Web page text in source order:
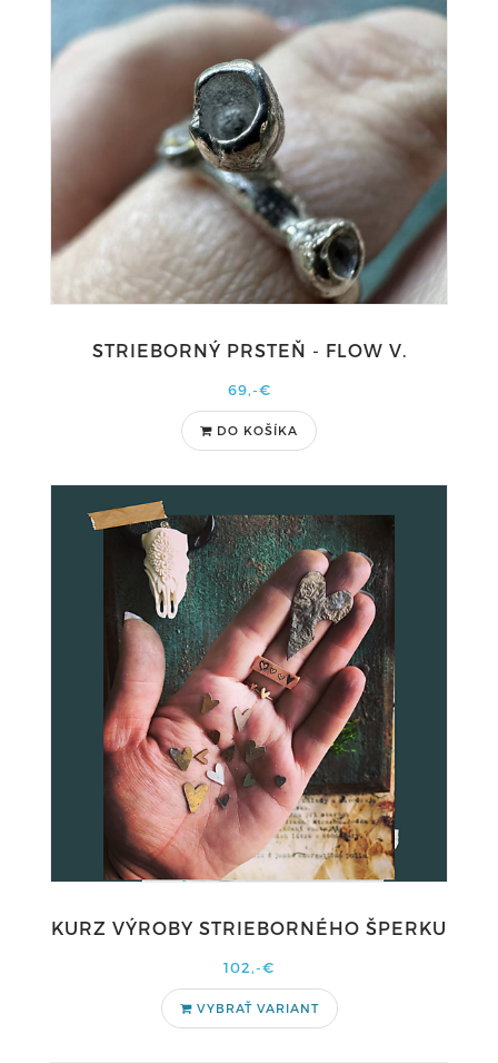
STRIEBORNÝ PRSTEŇ - FLOW V.
69,-€
DO KOŠÍKA
KURZ VÝROBY STRIEBORNÉHO ŠPERKU
102,-€
VYBRAŤ VARIANT